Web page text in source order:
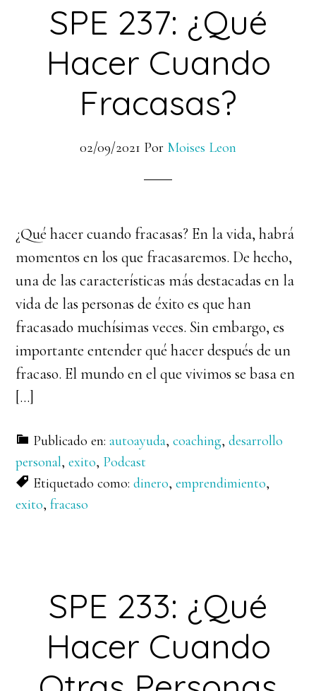
SPE 237: ¿Qué
Hacer Cuando
Fracasas?
02/09/2021 Por Moises Leon
¿Qué hacer cuando fracasas? En la vida, habrá
momentos en los que fracasaremos. De hecho,
una de las características más destacadas en la
vida de las personas de éxito es que han
fracasado muchísimas veces. Sin embargo, es
importante entender qué hacer después de un
fracaso. El mundo en el que vivimos se basa en
[…]
Publicado en:autoayuda,coaching,desarrollo
personal,exito, Podcast
Etiquetado como:dinero,emprendimiento,
exito,fracaso
SPE 233: ¿Qué
Hacer Cuando